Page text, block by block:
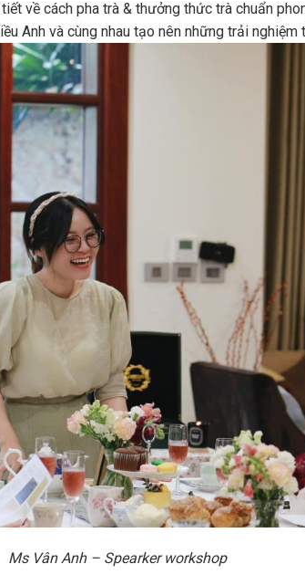
về cách pha trà & thưởng thức trà chuẩn
Anh và cùng nhau tạo nên những trải
Ms Vân Anh – Spearker workshop